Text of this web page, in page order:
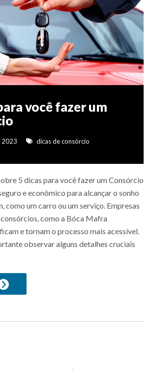
você fazer um
2023 dicas de consórcio
5 dicas para você fazer um Consórcio
e econômico para alcançar o sonho
como um carro ou um serviço. Empresas
como a Bóca Mafra
e tornam o processo mais acessível.
observar alguns detalhes cruciais